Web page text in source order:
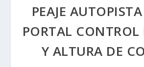
PEAJE
PORTAL CONTROL
Y ALTURA DE